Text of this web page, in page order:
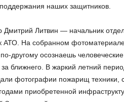
наших защитников.
Литвин — начальник
АТО. На собранном
другому осознаешь
ближнего. В жаркий летний
фотографии пожарищ техники,
приобретенной